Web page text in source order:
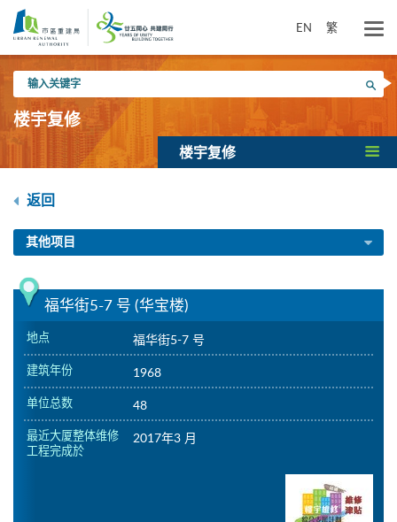
内
EN 繁
入
关
键
搜寻
楼宇复修
楼宇复修
返回
其他项目
福华街5-7 号 (华宝楼)
地点 福华街5-7 号
建筑年份 1968
单位总数 48
最近大厦整体维修
工程完成於
2017年3 月